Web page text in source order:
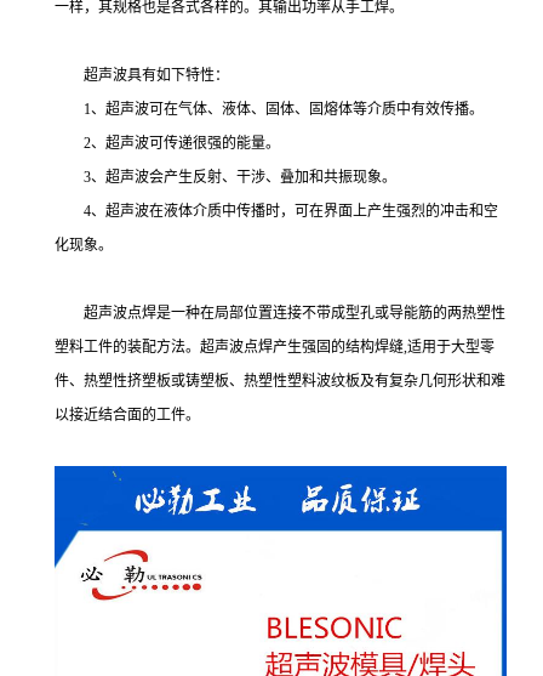
一样，其规格也是各式各样的。其输出功率从手工焊。
超声波具有如下特性：
1、超声波可在气体、液体、固体、固熔体等介质中有效传播。
2、超声波可传递很强的能量。
3、超声波会产生反射、干涉、叠加和共振现象。
4、超声波在液体介质中传播时，可在界面上产生强烈的冲击和空
化现象。
超声波点焊是一种在局部位置连接不带成型孔或导能筋的两热塑性
塑料工件的装配方法。超声波点焊产生强固的结构焊缝,适用于大型零
件、热塑性挤塑板或铸塑板、热塑性塑料波纹板及有复杂几何形状和难
以接近结合面的工件。